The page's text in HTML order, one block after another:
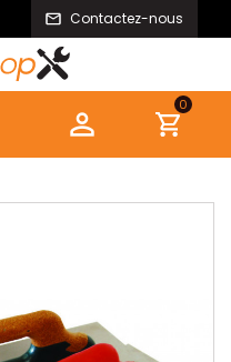
Contactez-nous

0